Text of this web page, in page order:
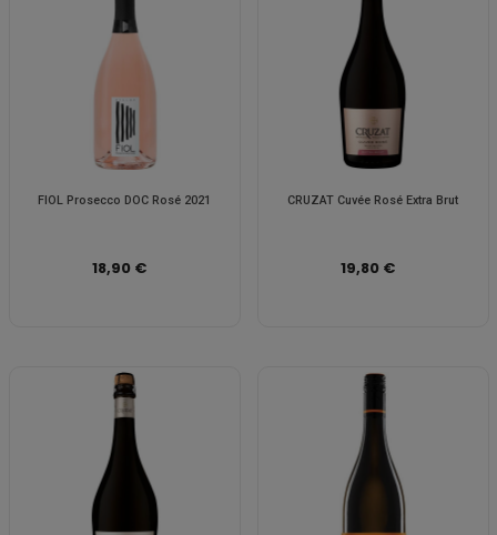
FIOL Prosecco DOC Rosé 2021
18,90 €
CRUZAT Cuvée Rosé Extra Brut
19,80 €